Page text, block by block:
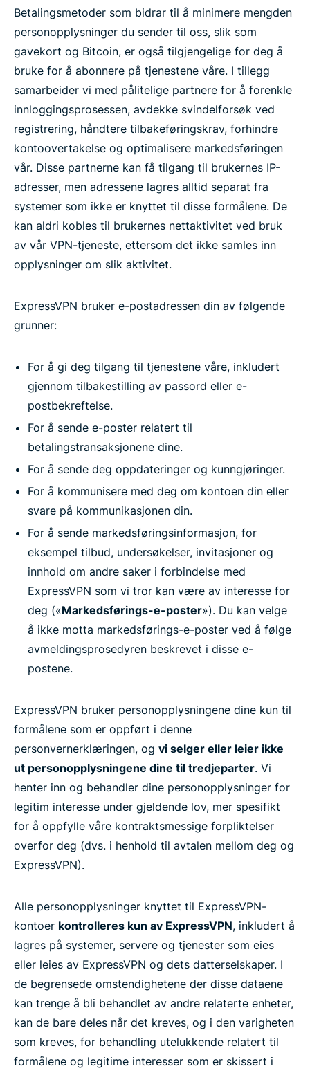
Betalingsmetoder som bidrar til å minimere mengden
personopplysninger du sender til oss, slik som
gavekort og Bitcoin, er også tilgjengelige for deg å
bruke for å abonnere på tjenestene våre. I tillegg
samarbeider vi med pålitelige partnere for å forenkle
innloggingsprosessen, avdekke svindelforsøk ved
registrering, håndtere tilbakeføringskrav, forhindre
kontoovertakelse og optimalisere markedsføringen
vår. Disse partnerne kan få tilgang til brukernes IP-
adresser, men adressene lagres alltid separat fra
systemer som ikke er knyttet til disse formålene. De
kan aldri kobles til brukernes nettaktivitet ved bruk
av vår VPN-tjeneste, ettersom det ikke samles inn
opplysninger om slik aktivitet.
ExpressVPN bruker e-postadressen din av følgende
grunner:
For å gi deg tilgang til tjenestene våre, inkludert
gjennom tilbakestilling av passord eller e-
postbekreftelse.
For å sende e-poster relatert til
betalingstransaksjonene dine.
For å sende deg oppdateringer og kunngjøringer.
For å kommunisere med deg om kontoen din eller
svare på kommunikasjonen din.
For å sende markedsføringsinformasjon, for
eksempel tilbud, undersøkelser, invitasjoner og
innhold om andre saker i forbindelse med
ExpressVPN som vi tror kan være av interesse for
deg («Markedsførings-e-poster»). Du kan velge
å ikke motta markedsførings-e-poster ved å følge
avmeldingsprosedyren beskrevet i disse e-
postene.
ExpressVPN bruker personopplysningene dine kun til
formålene som er oppført i denne
personvernerklæringen, og vi selger eller leier ikke
ut personopplysningene dine til tredjeparter. Vi
henter inn og behandler dine personopplysninger for
legitim interesse under gjeldende lov, mer spesifikt
for å oppfylle våre kontraktsmessige forpliktelser
overfor deg (dvs. i henhold til avtalen mellom deg og
ExpressVPN).
Alle personopplysninger knyttet til ExpressVPN-
kontoer kontrolleres kun av ExpressVPN, inkludert å
lagres på systemer, servere og tjenester som eies
eller leies av ExpressVPN og dets datterselskaper. I
de begrensede omstendighetene der disse dataene
kan trenge å bli behandlet av andre relaterte enheter,
kan de bare deles når det kreves, og i den varigheten
som kreves, for behandling utelukkende relatert til
formålene og legitime interesser som er skissert i